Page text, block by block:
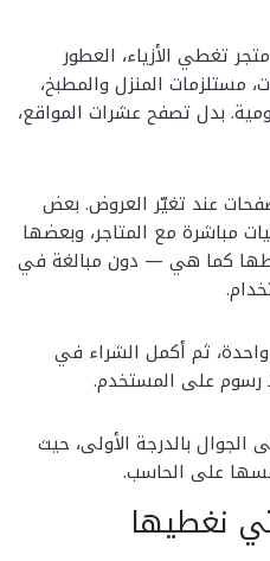
من 500 صفحة متجر تغطي الأزياء، العطور
مستلزمات المنزل والمطبخ،
بدل تصفح عشرات المواقع،
عند تغيّر العروض. بعض
مباشرة مع المتاجر، وبعضها
كما هي — دون مبالغة في
ثم أكمل الشراء في
رسوم على المستخدم.
بالدرجة الأولى، حيث
نفسها على الحاسب.
نغطيها